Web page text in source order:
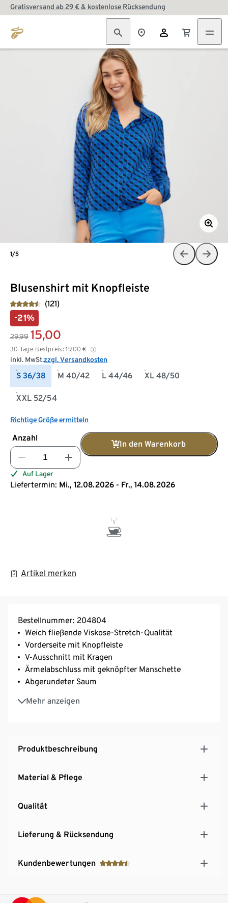
Gratisversand ab 29 € & kostenlose Rücksendung
Blusenshirt mit Knopfleiste
(121)
-21%
29,99 15,00
30-Tage-Bestpreis: 19,00 €
inkl. MwSt.zzgl. Versandkosten
S 36/38 M 40/42 L 44/46 XL 48/50
XXL 52/54
Richtige Größe ermitteln
Anzahl
In den Warenkorb
Auf Lager
Liefertermin: Mi., 12.08.2026 - Fr., 14.08.2026
Artikel merken
1/5
Bestellnummer: 204804
Weich fließende Viskose-Stretch-Qualität
Vorderseite mit Knopfleiste
V-Ausschnitt mit Kragen
Ärmelabschluss mit geknöpfter Manschette
Abgerundeter Saum
Mehr anzeigen
Vorverlegte Schulternähte
Mit Elasthan: formbeständig, perfekter Sitz, hoher
nachhaltigem Holz
Produktbeschreibung
Material & Pflege
Qualität
Lieferung & Rücksendung
Kundenbewertungen